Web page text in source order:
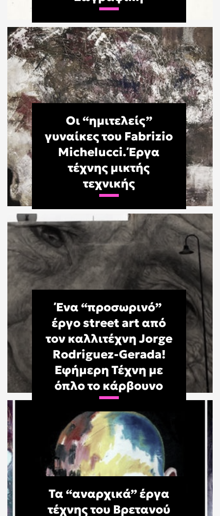
Οι “ημιτελείς”
γυναίκες του Fabrizio
Michelucci. Έργα
τέχνης μικτής
τεχνικής
Ένα “προσωρινό”
έργο street art από
τον καλλιτέχνη Jorge
Rodriguez-Gerada!
Εφήμερη Τέχνη με
όπλο το κάρβουνο
Τα “αναρχικά” έργα
τέχνης του Βρετανού